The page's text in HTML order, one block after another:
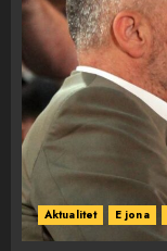
Aktualitet E jona